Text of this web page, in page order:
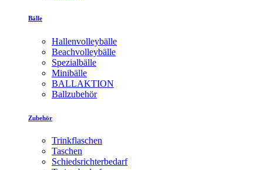
Bälle
Hallenvolleybälle
Beachvolleybälle
Spezialbälle
Minibälle
BALLAKTION
Ballzubehör
Zubehör
Trinkflaschen
Taschen
Schiedsrichterbedarf